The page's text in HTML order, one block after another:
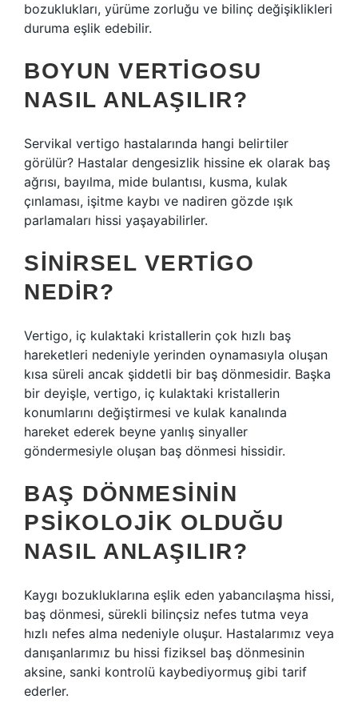
bozuklukları, yürüme zorluğu ve bilinç değişiklikleri
duruma eşlik edebilir.
BOYUN VERTIGOSU
NASIL ANLAŞILIR?
Servikal vertigo hastalarında hangi belirtiler
görülür? Hastalar dengesizlik hissine ek olarak baş
ağrısı, bayılma, mide bulantısı, kusma, kulak
çınlaması, işitme kaybı ve nadiren gözde ışık
parlamaları hissi yaşayabilirler.
SINIRSEL VERTIGO
NEDIR?
Vertigo, iç kulaktaki kristallerin çok hızlı baş
hareketleri nedeniyle yerinden oynamasıyla oluşan
kısa süreli ancak şiddetli bir baş dönmesidir. Başka
bir deyişle, vertigo, iç kulaktaki kristallerin
konumlarını değiştirmesi ve kulak kanalında
hareket ederek beyne yanlış sinyaller
göndermesiyle oluşan baş dönmesi hissidir.
BAŞ DÖNMESININ
PSIKOLOJIK OLDUĞU
NASIL ANLAŞILIR?
Kaygı bozukluklarına eşlik eden yabancılaşma hissi,
baş dönmesi, sürekli bilinçsiz nefes tutma veya
hızlı nefes alma nedeniyle oluşur. Hastalarımız veya
danışanlarımız bu hissi fiziksel baş dönmesinin
aksine, sanki kontrolü kaybediyormuş gibi tarif
ederler.